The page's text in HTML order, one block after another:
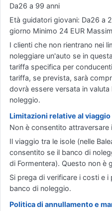
Da26 a 99 anni
Età guidatori giovani: Da26 a
giorno Minimo 24 EUR
I clienti che non rientrano nei
noleggiare un'auto se in
tariffa specifica per
tariffa, se prevista, sarà
dovrà essere versata in
noleggio.
Limitazioni relative al viaggio
Non è consentito attraversare
Il viaggio tra le isole (nelle
consentito se il banco di
di Formentera). Questo non è
Si prega di verificare i costi e
banco di noleggio.
Politica di annullamento e